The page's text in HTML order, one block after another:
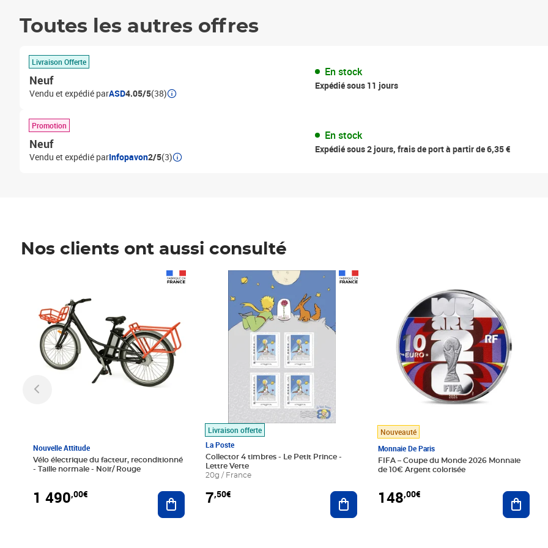
Toutes les autres offres
Livraison Offerte
Neuf
Vendu et expédié parASD4.05/5(38)
En stock
Expédié sous 11 jours
Promotion
Neuf
Vendu et expédié parInfopavon2/5(3)
En stock
Expédié sous 2 jours, frais de port à partir de 6,35 €
Nos clients ont aussi consulté
Nouvelle Attitude
Vélo électrique du facteur, reconditionné
- Taille normale - Noir/ Rouge
1 490,00€ Ajouter au panier
Livraison offerte
La Poste
Collector 4 timbres - Le Petit Prince -
Lettre Verte
20g / France
7,50€
Prix 7,50€
Ajouter au panier
Nouveauté
Monnaie De Paris
FIFA – Coupe du Monde 2026 Monnaie
de 10€ Argent colorisée
148,00€